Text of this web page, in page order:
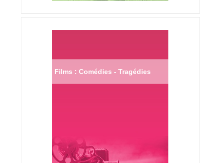
Films : Comédies - Tragédies